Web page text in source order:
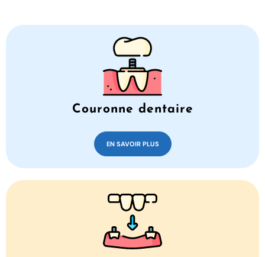
Couronne dentaire
EN SAVOIR PLUS